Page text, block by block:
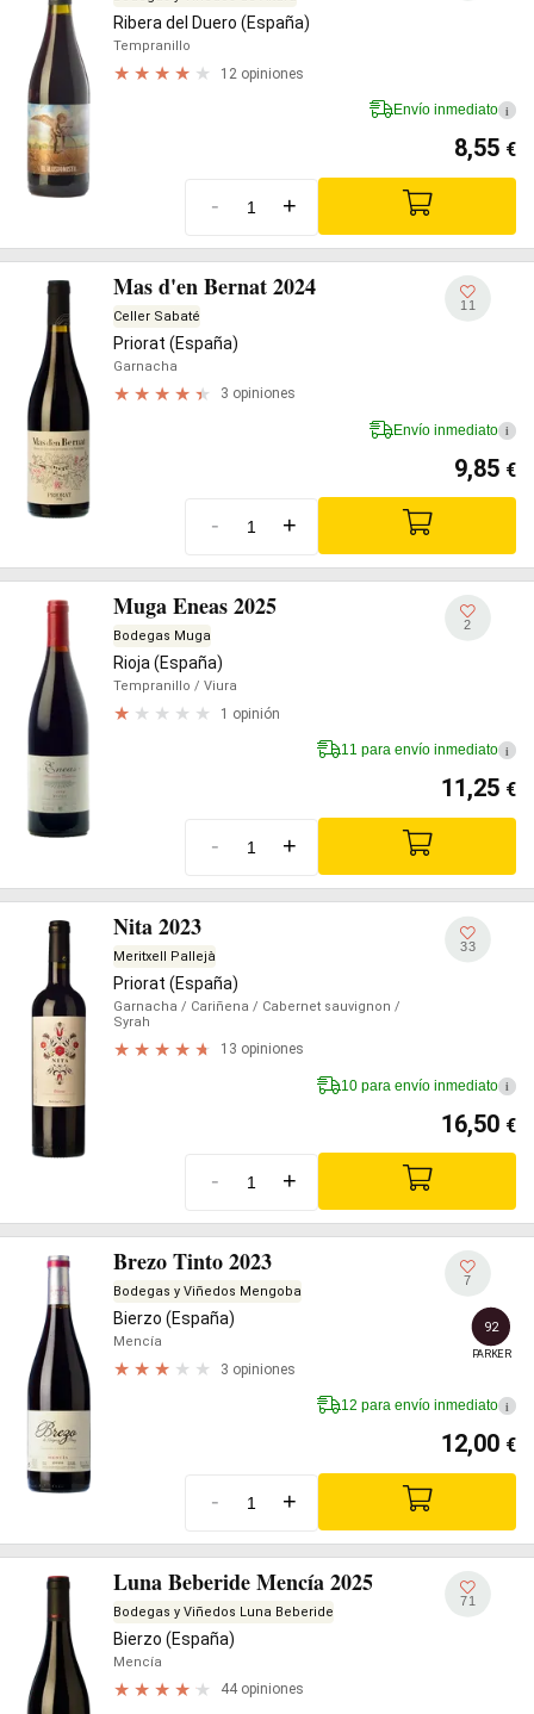
Ribera del Duero (España)
Tempranillo
12 opiniones
Envío inmediato i
8,55 €
- +
Mas d'en Bernat 2024
Celler Sabaté
Priorat (España)
Garnacha
3 opiniones
11
Envío inmediato i
9,85 €
- +
Muga Eneas 2025
Bodegas Muga
Rioja (España)
Tempranillo / Viura
1 opinión
2
11 para envío inmediato i
11,25 €
- +
Nita 2023
Meritxell Pallejà
Priorat (España)
Garnacha / Cariñena / Cabernet sauvignon /
Syrah
13 opiniones
33
10 para envío inmediato i
16,50 €
- +
Brezo Tinto 2023
Bodegas y Viñedos Mengoba
Bierzo (España)
Mencía
3 opiniones
7
92
PARKER
12 para envío inmediato i
12,00 €
- +
Luna Beberide Mencía 2025
Bodegas y Viñedos Luna Beberide
Bierzo (España)
Mencía
44 opiniones
71